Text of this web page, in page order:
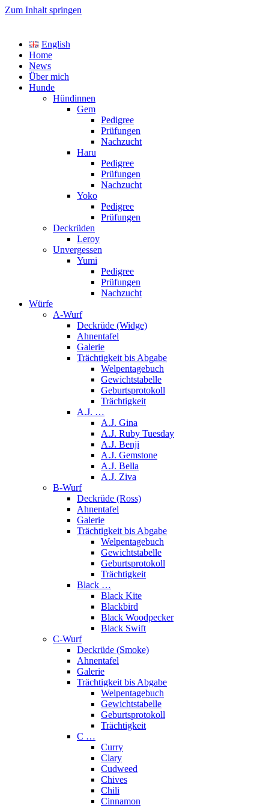
Zum Inhalt springen
TreasureYarden's
Labrador Retriever Zucht im DRC
English
Home
News
Über mich
Hunde
Hündinnen
Gem
Pedigree
Prüfungen
Nachzucht
Haru
Pedigree
Prüfungen
Nachzucht
Yoko
Pedigree
Prüfungen
Deckrüden
Leroy
Unvergessen
Yumi
Pedigree
Prüfungen
Nachzucht
Würfe
A-Wurf
Deckrüde (Widge)
Ahnentafel
Galerie
Trächtigkeit bis Abgabe
Welpentagebuch
Gewichtstabelle
Geburtsprotokoll
Trächtigkeit
A.J. …
A.J. Gina
A.J. Ruby Tuesday
A.J. Benji
A.J. Gemstone
A.J. Bella
A.J. Ziva
B-Wurf
Deckrüde (Ross)
Ahnentafel
Galerie
Trächtigkeit bis Abgabe
Welpentagebuch
Gewichtstabelle
Geburtsprotokoll
Trächtigkeit
Black …
Black Kite
Blackbird
Black Woodpecker
Black Swift
C-Wurf
Deckrüde (Smoke)
Ahnentafel
Galerie
Trächtigkeit bis Abgabe
Welpentagebuch
Gewichtstabelle
Geburtsprotokoll
Trächtigkeit
C …
Curry
Clary
Cudweed
Chives
Chili
Cinnamon